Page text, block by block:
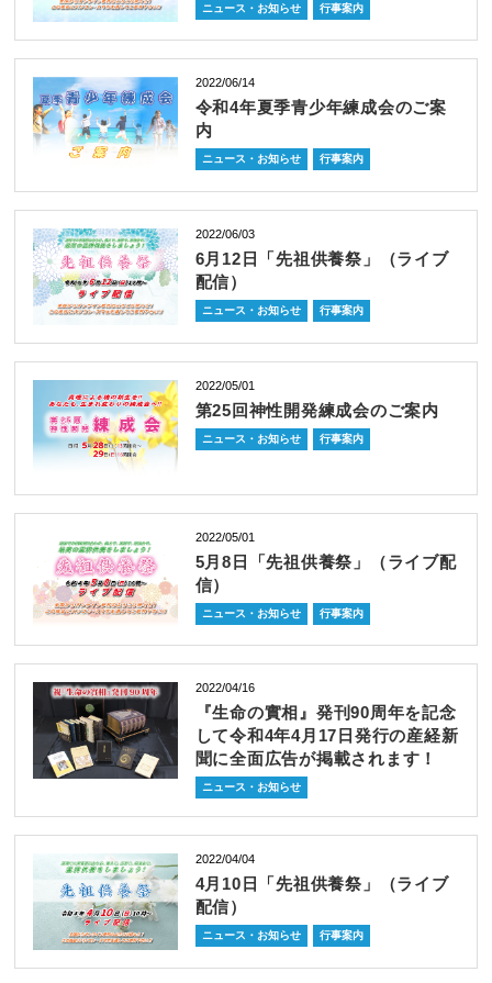
ニュース・お知らせ 行事案内
2022/06/14
令和4年夏季青少年練成会のご案
内
ニュース・お知らせ 行事案内
2022/06/03
6月12日「先祖供養祭」（ライブ
配信）
ニュース・お知らせ 行事案内
2022/05/01
第25回神性開発練成会のご案内
ニュース・お知らせ 行事案内
2022/05/01
5月8日「先祖供養祭」（ライブ配
信）
ニュース・お知らせ 行事案内
2022/04/16
『生命の實相』発刊90周年を記念
して令和4年4月17日発行の産経新
聞に全面広告が掲載されます！
ニュース・お知らせ
2022/04/04
4月10日「先祖供養祭」（ライブ
配信）
ニュース・お知らせ 行事案内